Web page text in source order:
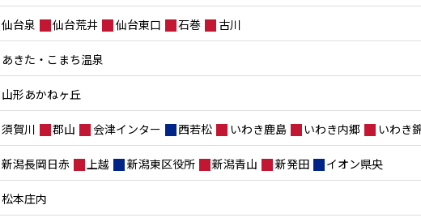
仙台泉 仙台荒井 仙台東口 石巻 古川
あきた・こまち温泉
山形あかねヶ丘
須賀川 郡山 会津インター 西若松 いわき鹿島 いわき内郷 いわき
新潟長岡日赤 上越 新潟東区役所 新潟青山 新発田 イオン県央
松本庄内